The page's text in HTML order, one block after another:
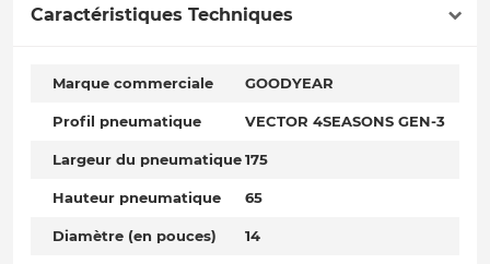
Caractéristiques Techniques
Marque commerciale GOODYEAR
Profil pneumatique VECTOR 4SEASONS GEN-3
Largeur du pneumatique175
Hauteur pneumatique 65
Diamètre (en pouces) 14